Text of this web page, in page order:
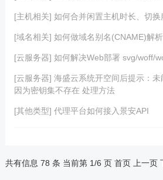
[主机相关] 如何合并闲置主机时长、切换
[域名相关] 如何做域名别名(CNAME)解析
[云服务器] 如何解决Web部署 svg/woff/
[云服务器] 海盛云系统开空间后提示：
因为密钥集不存在 处理方法
[其他类型] 代理平台如何接入景安API
共有信息 78 条 当前第 1/6 页 首页 上一页